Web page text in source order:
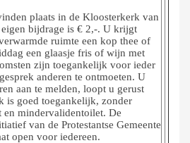
plaats in de Kloosterkerk van
bijdrage is € 2,-. U krijgt
ruimte een kop thee of
een glaasje fris of wijn met
zijn toegankelijk voor ieder
anderen te ontmoeten. U
aan te melden, loopt u gerust
is goed toegankelijk, zonder
en mindervalidentoilet. De
van de Protestantse Gemeente
open voor iedereen.